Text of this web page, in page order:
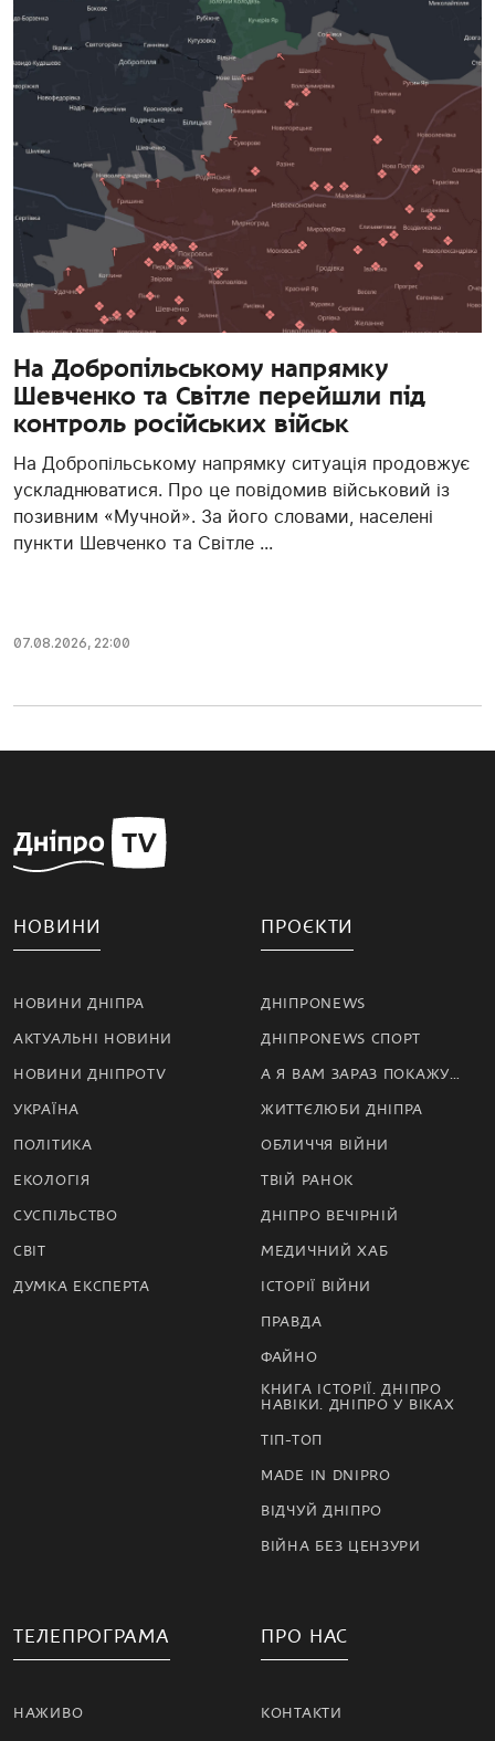
На Добропільському напрямку
Шевченко та Світле перейшли під
контроль російських військ
На Добропільському напрямку ситуація продовжує
ускладнюватися. Про це повідомив військовий із
позивним «Мучной». За його словами, населені
пункти Шевченко та Світле ...
07.08.2026, 22:00
НОВИНИ
НОВИНИ ДНІПРА
АКТУАЛЬНІ НОВИНИ
НОВИНИ ДНІПРОTV
УКРАЇНА
ПОЛІТИКА
ЕКОЛОГІЯ
СУСПІЛЬСТВО
СВІТ
ДУМКА ЕКСПЕРТА
ПРОЄКТИ
ДНІПРОNEWS
ДНІПРОNEWS СПОРТ
А Я ВАМ ЗАРАЗ ПОКАЖУ…
ЖИТТЄЛЮБИ ДНІПРА
ОБЛИЧЧЯ ВІЙНИ
ТВІЙ РАНОК
ДНІПРО ВЕЧІРНІЙ
МЕДИЧНИЙ ХАБ
ІСТОРІЇ ВІЙНИ
ПРАВДА
ФАЙНО
КНИГА ІСТОРІЇ. ДНІПРО
НАВІКИ. ДНІПРО У ВІКАХ
ТІП-ТОП
MADE IN DNIPRO
ВІДЧУЙ ДНІПРО
ВІЙНА БЕЗ ЦЕНЗУРИ
ТЕЛЕПРОГРАМА
НАЖИВО
ПРО НАС
КОНТАКТИ